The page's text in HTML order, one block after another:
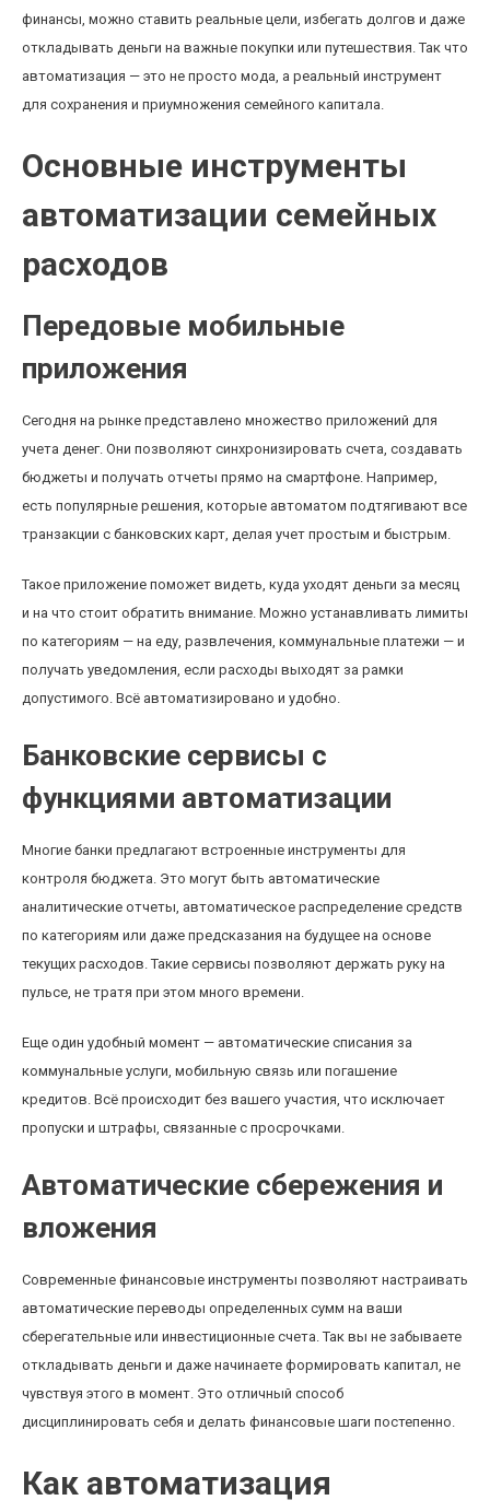
финансы, можно ставить реальные цели, избегать долгов и даже
откладывать деньги на важные покупки или путешествия. Так что
автоматизация — это не просто мода, а реальный инструмент
для сохранения и приумножения семейного капитала.
Основные инструменты
автоматизации семейных
расходов
Передовые мобильные
приложения
Сегодня на рынке представлено множество приложений для
учета денег. Они позволяют синхронизировать счета, создавать
бюджеты и получать отчеты прямо на смартфоне. Например,
есть популярные решения, которые автоматом подтягивают все
транзакции с банковских карт, делая учет простым и быстрым.
Такое приложение поможет видеть, куда уходят деньги за месяц
и на что стоит обратить внимание. Можно устанавливать лимиты
по категориям — на еду, развлечения, коммунальные платежи — и
получать уведомления, если расходы выходят за рамки
допустимого. Всё автоматизировано и удобно.
Банковские сервисы с
функциями автоматизации
Многие банки предлагают встроенные инструменты для
контроля бюджета. Это могут быть автоматические
аналитические отчеты, автоматическое распределение средств
по категориям или даже предсказания на будущее на основе
текущих расходов. Такие сервисы позволяют держать руку на
пульсе, не тратя при этом много времени.
Еще один удобный момент — автоматические списания за
коммунальные услуги, мобильную связь или погашение
кредитов. Всё происходит без вашего участия, что исключает
пропуски и штрафы, связанные с просрочками.
Автоматические сбережения и
вложения
Современные финансовые инструменты позволяют настраивать
автоматические переводы определенных сумм на ваши
сберегательные или инвестиционные счета. Так вы не забываете
откладывать деньги и даже начинаете формировать капитал, не
чувствуя этого в момент. Это отличный способ
дисциплинировать себя и делать финансовые шаги постепенно.
Как автоматизация